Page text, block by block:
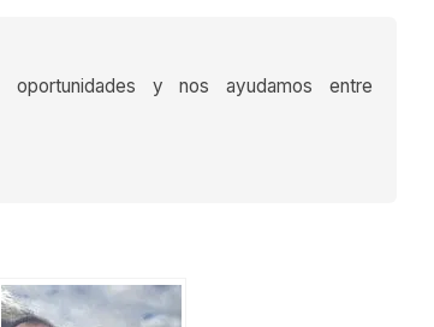
oportunidades y nos ayudamos entre